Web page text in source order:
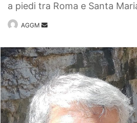
a piedi tra Roma e Santa
AGGM
Invia